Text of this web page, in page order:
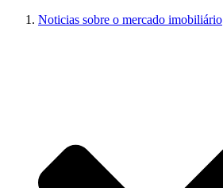
Noticias sobre o mercado imobiliário